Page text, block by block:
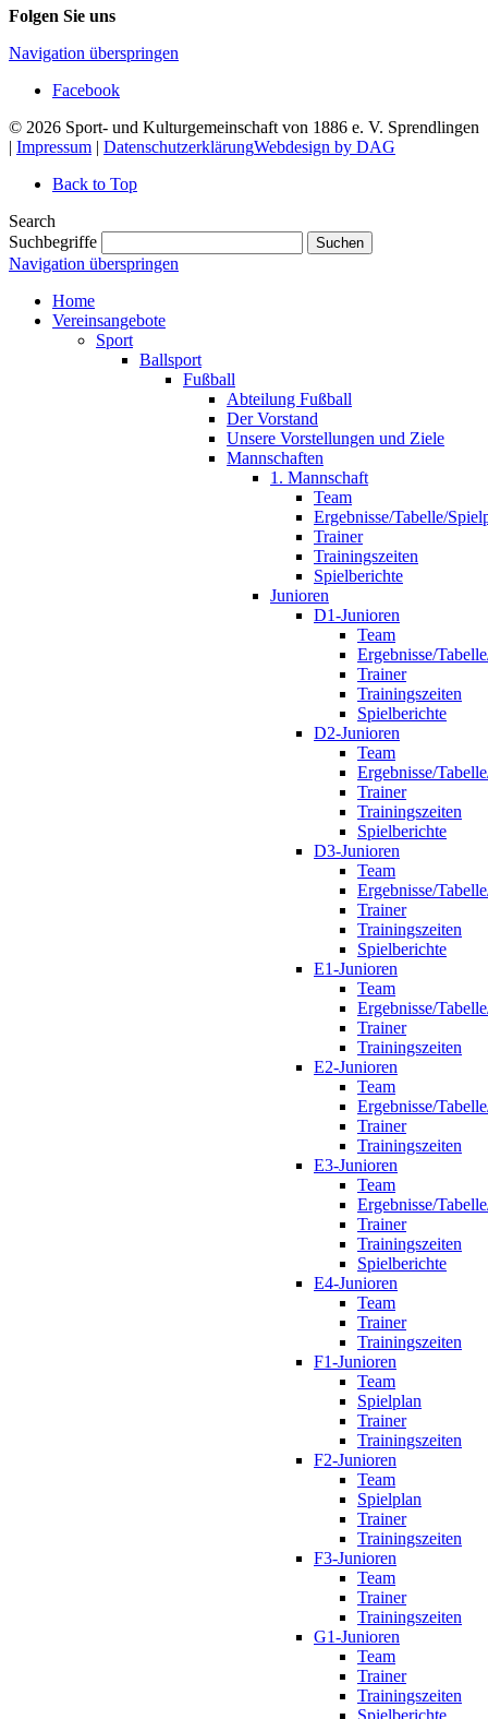
Folgen Sie uns
Navigation überspringen
Facebook
© 2026 Sport- und Kulturgemeinschaft von 1886 e. V. Sprendlingen
| Impressum | DatenschutzerklärungWebdesign by DAG
Back to Top
Search
Suchbegriffe
Suchen
Navigation überspringen
Home
Vereinsangebote
Sport
Ballsport
Fußball
Abteilung Fußball
Der Vorstand
Unsere Vorstellungen und Ziele
Mannschaften
1. Mannschaft
Team
Ergebnisse/Tabelle/
Trainer
Trainingszeiten
Spielberichte
Junioren
D1-Junioren
Team
Ergebnisse/
Trainer
Trainingszeiten
Spielberichte
D2-Junioren
Team
Ergebnisse/
Trainer
Trainingszeiten
Spielberichte
D3-Junioren
Team
Ergebnisse/
Trainer
Trainingszeiten
Spielberichte
E1-Junioren
Team
Ergebnisse/
Trainer
Trainingszeiten
E2-Junioren
Team
Ergebnisse/
Trainer
Trainingszeiten
E3-Junioren
Team
Ergebnisse/
Trainer
Trainingszeiten
Spielberichte
E4-Junioren
Team
Trainer
Trainingszeiten
F1-Junioren
Team
Spielplan
Trainer
Trainingszeiten
F2-Junioren
Team
Spielplan
Trainer
Trainingszeiten
F3-Junioren
Team
Trainer
Trainingszeiten
G1-Junioren
Team
Trainer
Trainingszeiten
Spielberichte